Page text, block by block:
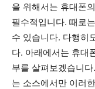
을 위해서는 휴대폰
필수적입니다. 때로
수 있습니다. 다행히
다. 아래에서는 휴대
부를 살펴보겠습니
는 소스에서만 이러